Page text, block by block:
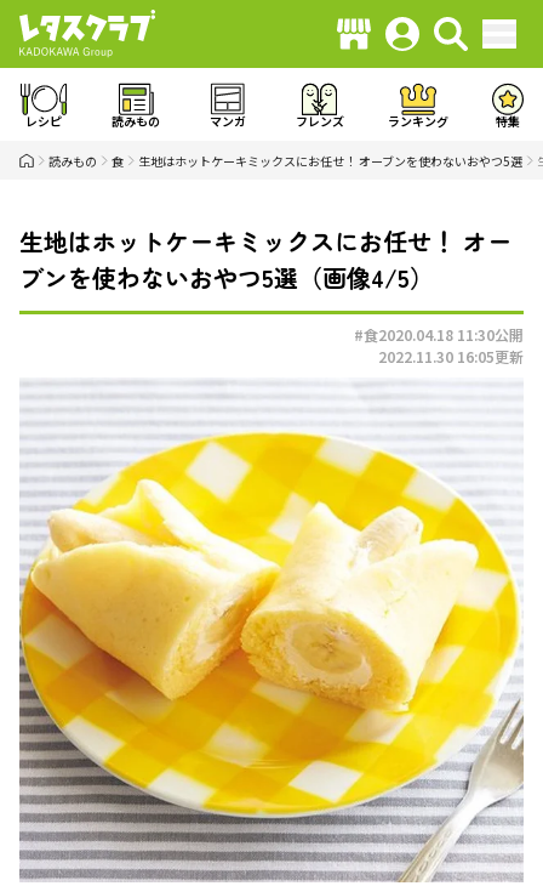
レシピ 読みもの マンガ フレンズ ランキング 特集
読みもの 食 生地はホットケーキミックスにお任せ！ オーブンを使わないおやつ5選
生地はホットケーキミックスにお任せ！ オー
ブンを使わないおやつ5選（画像4/5）
#食2020.04.18 11:30公開
2022.11.30 16:05更新